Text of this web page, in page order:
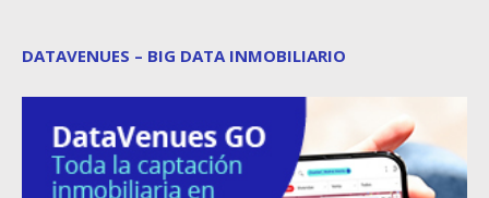
DATAVENUES – BIG DATA INMOBILIARIO